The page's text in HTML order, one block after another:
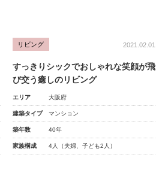
リビング 2021.02.01
すっきりシックでおしゃれな笑顔が飛
び交う癒しのリビング
エリア 大阪府
建築タイプ マンション
築年数 40年
家族構成 4人（夫婦、子ども2人）